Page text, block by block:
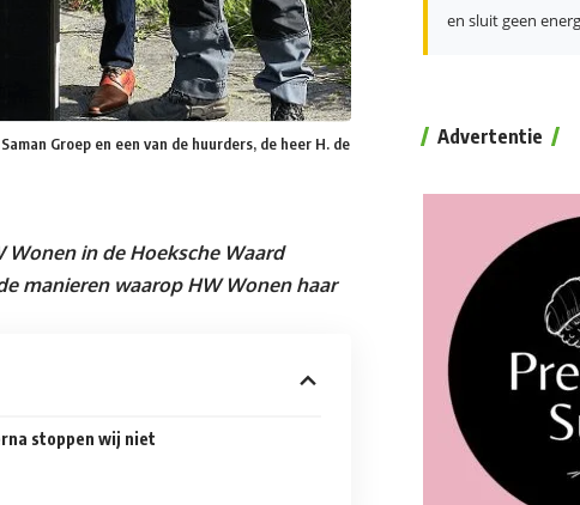
Groep en een van de huurders, de heer H. de
Wonen in de Hoeksche Waard
manieren waarop HW Wonen haar
stoppen wij niet
en sluit geen
Advertentie